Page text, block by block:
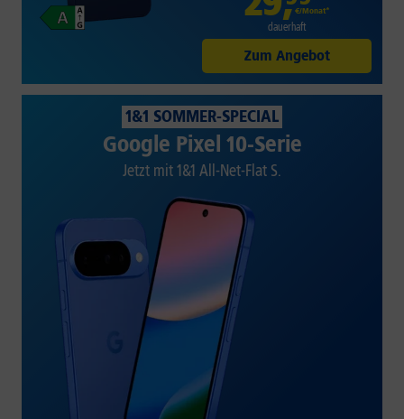
€/Monat*
dauerhaft
Zum Angebot
1&1 SOMMER-SPECIAL
Google Pixel 10-Serie
Jetzt mit 1&1 All-Net-Flat S.